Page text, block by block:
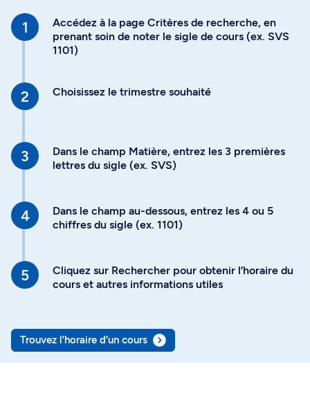
Accédez à la page Critères de recherche, en
prenant soin de noter le sigle de cours (ex. SVS
1101)
Choisissez le trimestre souhaité
Dans le champ Matière, entrez les 3 premières
lettres du sigle (ex. SVS)
Dans le champ au-dessous, entrez les 4 ou 5
chiffres du sigle (ex. 1101)
Cliquez sur Rechercher pour obtenir l’horaire du
cours et autres informations utiles
Trouvez l’horaire d’un cours